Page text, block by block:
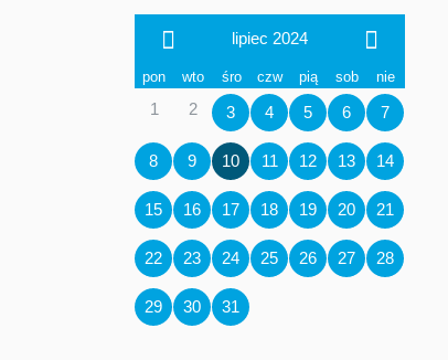
lipiec 2024
pon wto śro czw pią sob nie
1 2 3 4 5 6 7
8 9 10 11 12 13 14
15 16 17 18 19 20 21
22 23 24 25 26 27 28
29 30 31